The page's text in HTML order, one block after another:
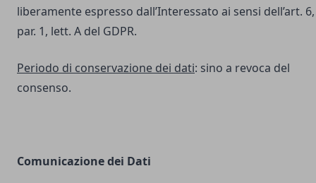
liberamente espresso dall’Interessato ai sensi dell’art. 6,
par. 1, lett. A del GDPR.
Periodo di conservazione dei dati: sino a revoca del
consenso.
Comunicazione dei Dati